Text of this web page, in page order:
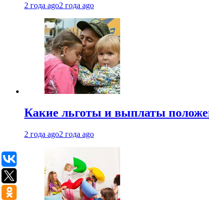
2 года ago2 года ago
Какие льготы и выплаты
2 года ago2 года ago